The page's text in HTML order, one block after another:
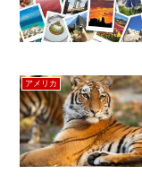
アメリカ